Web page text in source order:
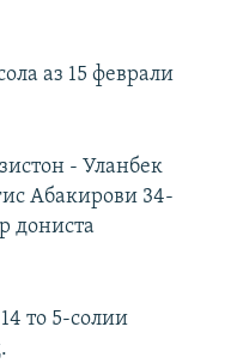
аз 15 феврали
- Уланбек
Абакирови 34-
дониста
то 5-солии